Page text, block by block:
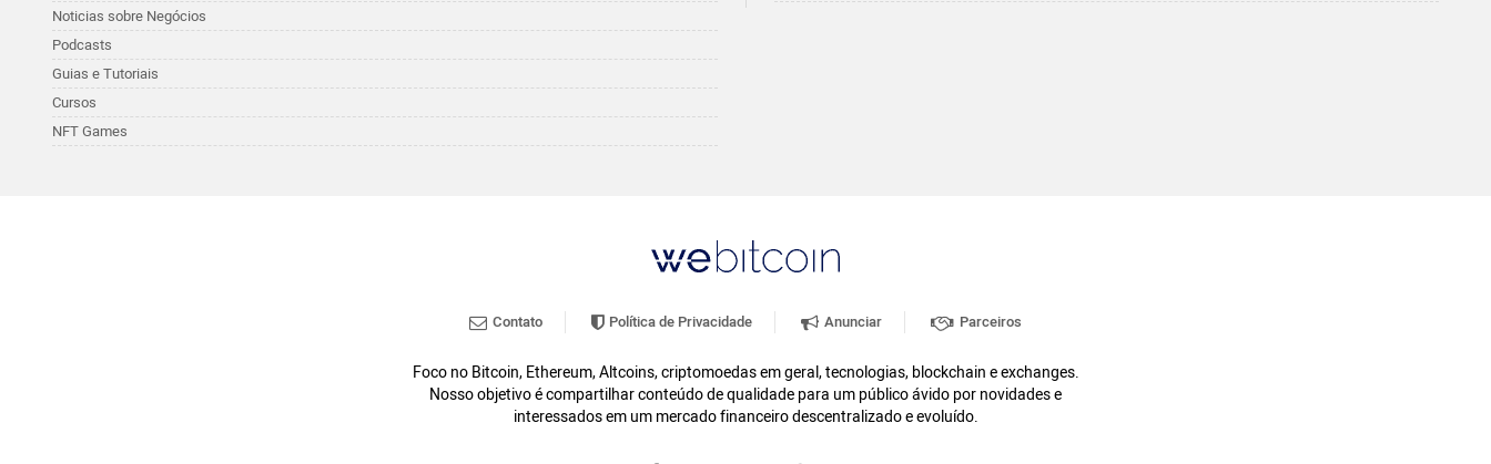
Noticias sobre Negócios
Podcasts
Guias e Tutoriais
Cursos
NFT Games
Contato Política de Privacidade Anunciar Parceiros
Foco no Bitcoin, Ethereum, Altcoins, criptomoedas em geral, tecnologias, blockchain e exchanges.
Nosso objetivo é compartilhar conteúdo de qualidade para um público ávido por novidades e
interessados em um mercado financeiro descentralizado e evoluído.